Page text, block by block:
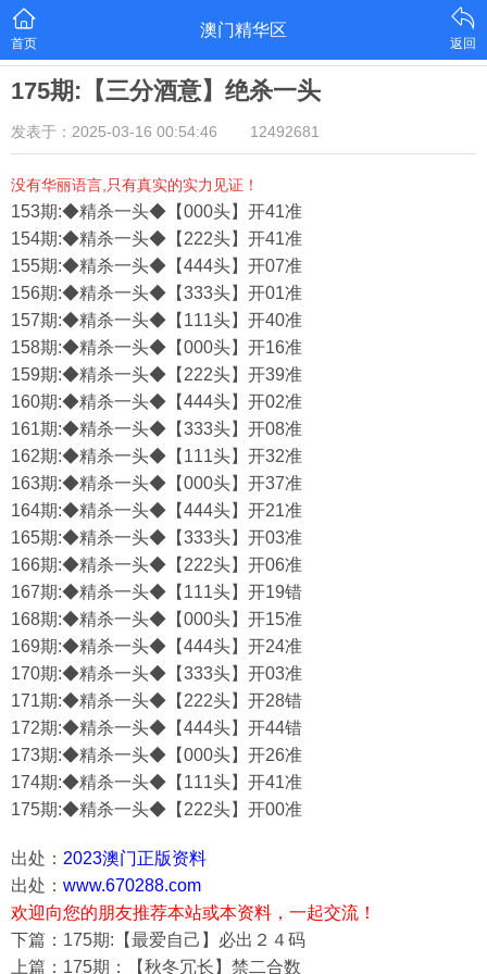
首页
澳门精华区
返回
175期:【三分酒意】绝杀一头
发表于：2025-03-16 00:54:46 12492681
没有华丽语言,只有真实的实力见证！
153期:◆精杀一头◆【000头】开41准
154期:◆精杀一头◆【222头】开41准
155期:◆精杀一头◆【444头】开07准
156期:◆精杀一头◆【333头】开01准
157期:◆精杀一头◆【111头】开40准
158期:◆精杀一头◆【000头】开16准
159期:◆精杀一头◆【222头】开39准
160期:◆精杀一头◆【444头】开02准
161期:◆精杀一头◆【333头】开08准
162期:◆精杀一头◆【111头】开32准
163期:◆精杀一头◆【000头】开37准
164期:◆精杀一头◆【444头】开21准
165期:◆精杀一头◆【333头】开03准
166期:◆精杀一头◆【222头】开06准
167期:◆精杀一头◆【111头】开19错
168期:◆精杀一头◆【000头】开15准
169期:◆精杀一头◆【444头】开24准
170期:◆精杀一头◆【333头】开03准
171期:◆精杀一头◆【222头】开28错
172期:◆精杀一头◆【444头】开44错
173期:◆精杀一头◆【000头】开26准
174期:◆精杀一头◆【111头】开41准
175期:◆精杀一头◆【222头】开00准
出处： 2023澳门正版资料
出处： www.670288.com
欢迎向您的朋友推荐本站或本资料，一起交流！
下篇：175期:【最爱自己】必出２４码
上篇：175期：【秋冬冗长】禁二合数